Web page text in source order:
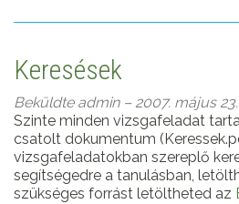
Keresések
Beküldte admin– 2007. május
Szinte minden vizsgafeladat
csatolt dokumentum
vizsgafeladatokban szereplő
segítségedre a tanulásban,
szükséges forrást letöltheted az